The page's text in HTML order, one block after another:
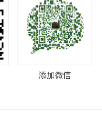
添加微信